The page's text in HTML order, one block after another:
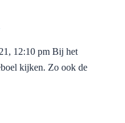
12:10 pm Bij het
kijken. Zo ook de